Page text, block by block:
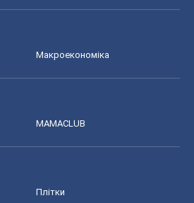
Макроекономіка
MAMACLUB
Плітки